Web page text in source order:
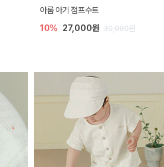
아롬 아기 점프수트
10% 27,000원 30,000원